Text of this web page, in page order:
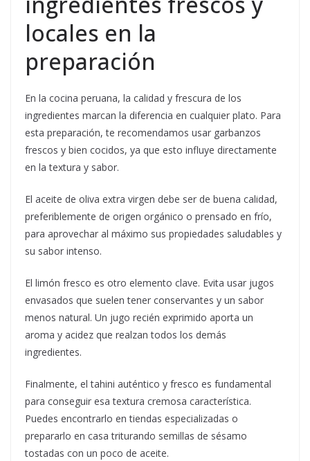
locales en la
preparación
En la cocina peruana, la calidad y frescura de los
ingredientes marcan la diferencia en cualquier plato. Para
esta preparación, te recomendamos usar garbanzos
frescos y bien cocidos, ya que esto influye directamente
en la textura y sabor.
El aceite de oliva extra virgen debe ser de buena calidad,
preferiblemente de origen orgánico o prensado en frío,
para aprovechar al máximo sus propiedades saludables y
su sabor intenso.
El limón fresco es otro elemento clave. Evita usar jugos
envasados que suelen tener conservantes y un sabor
menos natural. Un jugo recién exprimido aporta un
aroma y acidez que realzan todos los demás
ingredientes.
Finalmente, el tahini auténtico y fresco es fundamental
para conseguir esa textura cremosa característica.
Puedes encontrarlo en tiendas especializadas o
prepararlo en casa triturando semillas de sésamo
tostadas con un poco de aceite.